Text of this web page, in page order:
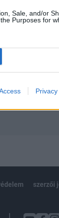
Sale, and/or
Purposes for
szerzői